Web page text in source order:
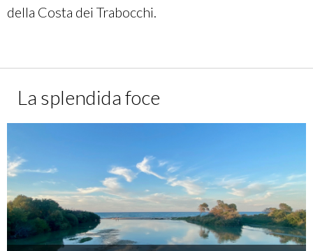
della Costa dei Trabocchi.
La splendida foce